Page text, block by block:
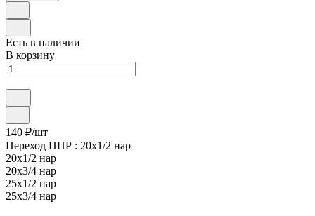
Есть в наличии
В корзину
140 ₽/шт
Переход ППР : 20х1/2 нар
20х1/2 нар
20х3/4 нар
25х1/2 нар
25х3/4 нар